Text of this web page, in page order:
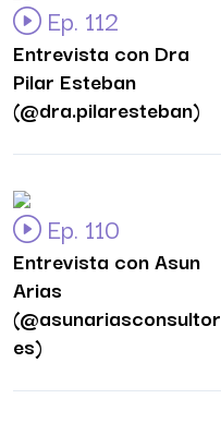
Ep. 112
Entrevista con Dra
Pilar Esteban
(@dra.pilaresteban)
Ep. 110
Entrevista con Asun
Arias
(@asunariasconsultor
es)